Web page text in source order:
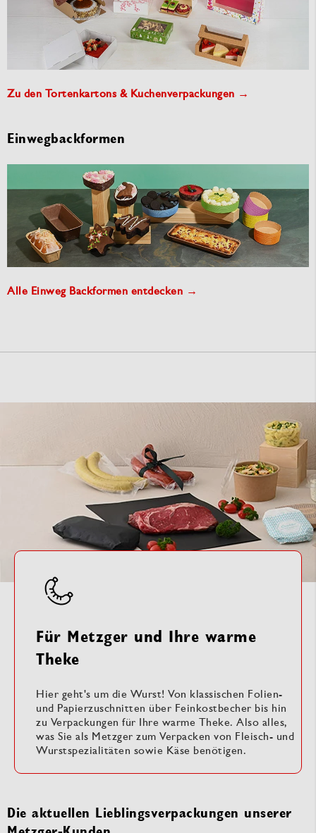
Zu den Tortenkartons & Kuchenverpackungen →
Einwegbackformen
Alle Einweg Backformen entdecken →
Für Metzger und Ihre warme
Theke
Hier geht's um die Wurst! Von klassischen Folien-
und Papierzuschnitten über Feinkostbecher bis hin
zu Verpackungen für Ihre warme Theke. Also alles,
was Sie als Metzger zum Verpacken von Fleisch- und
Wurstspezialitäten sowie Käse benötigen.
Die aktuellen Lieblingsverpackungen unserer